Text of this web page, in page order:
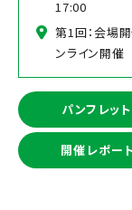
17:00
第1回：会場
ンライン開催
パンフレット
開催レポー